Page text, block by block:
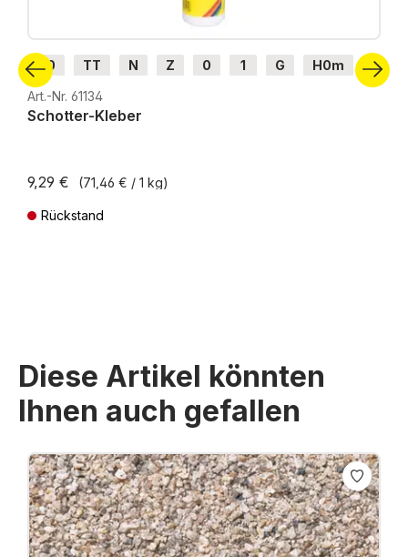
H0 TT N Z 0 1 G
H0m
H0e
Art.-Nr. 61134
Schotter-Kleber
9,29 € (71,46 € / 1 kg)
Rückstand
Diese Artikel könnten
Ihnen auch gefallen
Produktgalerie überspringen